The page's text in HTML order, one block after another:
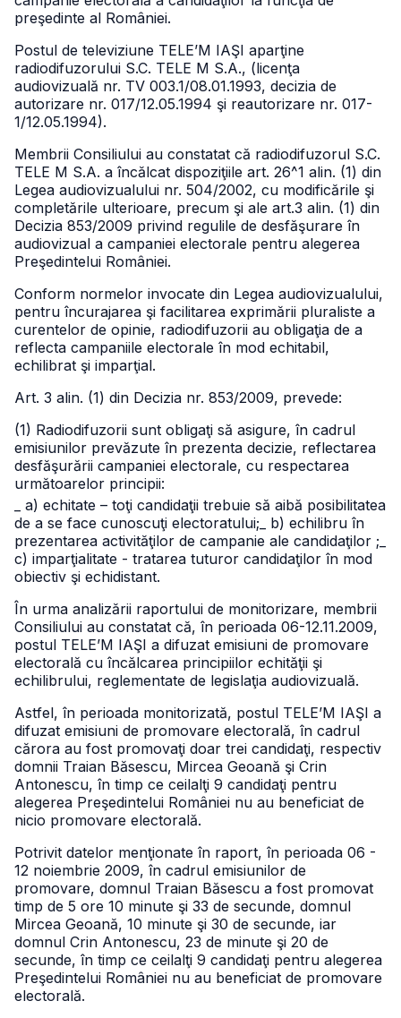
preşedinte al României.
Postul de televiziune TELE’M IAŞI aparţine
radiodifuzorului S.C. TELE M S.A., (licenţa
audiovizuală nr. TV 003.1/08.01.1993, decizia de
autorizare nr. 017/12.05.1994 şi reautorizare nr. 017-
1/12.05.1994).
Membrii Consiliului au constatat că radiodifuzorul S.C.
TELE M S.A. a încălcat dispoziţiile art. 26^1 alin. (1) din
Legea audiovizualului nr. 504/2002, cu modificările şi
completările ulterioare, precum şi ale art.3 alin. (1) din
Decizia 853/2009 privind regulile de desfăşurare în
audiovizual a campaniei electorale pentru alegerea
Preşedintelui României.
Conform normelor invocate din Legea audiovizualului,
pentru încurajarea şi facilitarea exprimării pluraliste a
curentelor de opinie, radiodifuzorii au obligaţia de a
reflecta campaniile electorale în mod echitabil,
echilibrat şi imparţial.
Art. 3 alin. (1) din Decizia nr. 853/2009, prevede:
(1) Radiodifuzorii sunt obligaţi să asigure, în cadrul
emisiunilor prevăzute în prezenta decizie, reflectarea
desfăşurării campaniei electorale, cu respectarea
următoarelor principii:
_ a) echitate – toţi candidaţii trebuie să aibă posibilitatea
de a se face cunoscuţi electoratului; _ b) echilibru în
prezentarea activităţilor de campanie ale candidaţilor ;
c) imparţialitate - tratarea tuturor candidaţilor în mod
obiectiv şi echidistant.
În urma analizării raportului de monitorizare, membrii
Consiliului au constatat că, în perioada 06-12.11.2009,
postul TELE’M IAŞI a difuzat emisiuni de promovare
electorală cu încălcarea principiilor echităţii şi
echilibrului, reglementate de legislaţia audiovizuală.
Astfel, în perioada monitorizată, postul TELE’M IAŞI a
difuzat emisiuni de promovare electorală, în cadrul
cărora au fost promovaţi doar trei candidaţi, respectiv
domnii Traian Băsescu, Mircea Geoană şi Crin
Antonescu, în timp ce ceilalţi 9 candidaţi pentru
alegerea Preşedintelui României nu au beneficiat de
nicio promovare electorală.
Potrivit datelor menţionate în raport, în perioada 06 -
12 noiembrie 2009, în cadrul emisiunilor de
promovare, domnul Traian Băsescu a fost promovat
timp de 5 ore 10 minute şi 33 de secunde, domnul
Mircea Geoană, 10 minute şi 30 de secunde, iar
domnul Crin Antonescu, 23 de minute şi 20 de
secunde, în timp ce ceilalţi 9 candidaţi pentru alegerea
Preşedintelui României nu au beneficiat de promovare
electorală.